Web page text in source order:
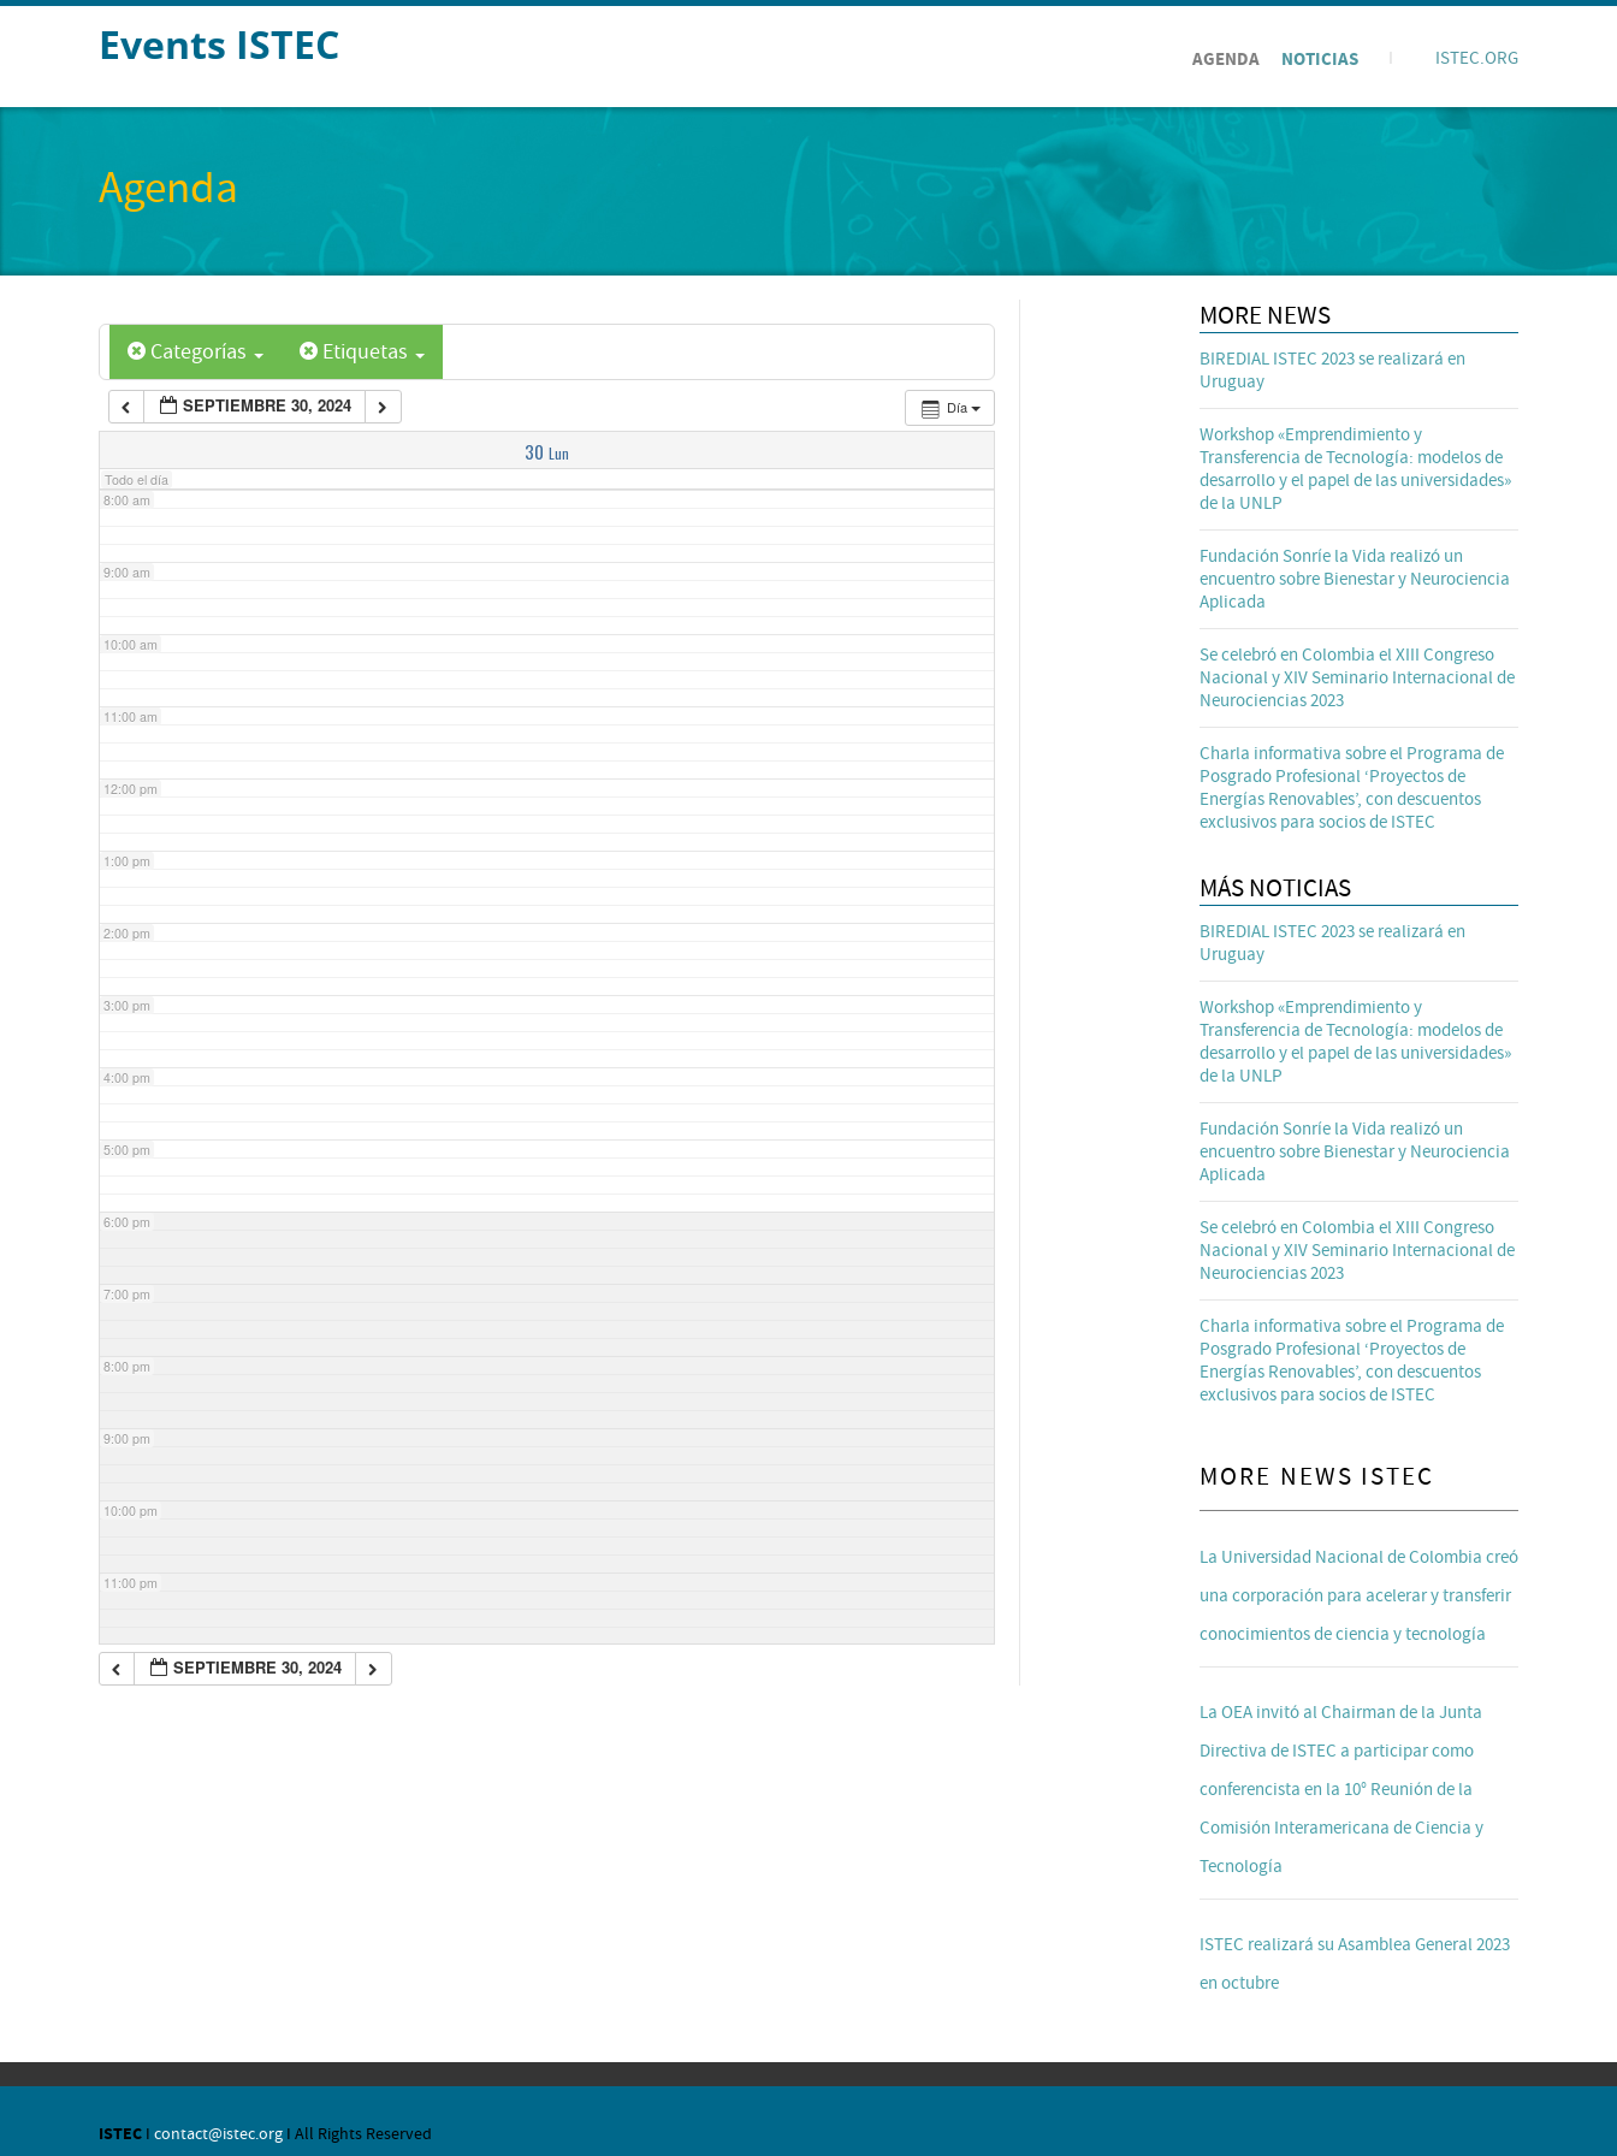
Events ISTEC AGENDA NOTICIAS ISTEC.ORG
Agenda
Categorías Etiquetas
Día
SEPTIEMBRE 30, 2024
30 Lun
Todo el día
4:00 am
6:00 am
7:00 am
8:00 am
9:00 am
10:00 am
11:00 am
12:00 pm
1:00 pm
2:00 pm
3:00 pm
4:00 pm
5:00 pm
6:00 pm
7:00 pm
8:00 pm
9:00 pm
10:00 pm
11:00 pm
SEPTIEMBRE 30, 2024
MORE NEWS
BIREDIAL ISTEC 2023 se realizará en
Uruguay
Workshop «Emprendimiento y
Transferencia de Tecnología: modelos de
desarrollo y el papel de las universidades»
de la UNLP
Fundación Sonríe la Vida realizó un
encuentro sobre Bienestar y Neurociencia
Aplicada
Se celebró en Colombia el XIII Congreso
Nacional y XIV Seminario Internacional de
Neurociencias 2023
Charla informativa sobre el Programa de
Posgrado Profesional ‘Proyectos de
Energías Renovables’, con descuentos
exclusivos para socios de ISTEC
MÁS NOTICIAS
BIREDIAL ISTEC 2023 se realizará en
Uruguay
Workshop «Emprendimiento y
Transferencia de Tecnología: modelos de
desarrollo y el papel de las universidades»
de la UNLP
Fundación Sonríe la Vida realizó un
encuentro sobre Bienestar y Neurociencia
Aplicada
Se celebró en Colombia el XIII Congreso
Nacional y XIV Seminario Internacional de
Neurociencias 2023
Charla informativa sobre el Programa de
Posgrado Profesional ‘Proyectos de
Energías Renovables’, con descuentos
exclusivos para socios de ISTEC
MORE NEWS ISTEC
La Universidad Nacional de Colombia creó
una corporación para acelerar y transferir
conocimientos de ciencia y tecnología
La OEA invitó al Chairman de la Junta
Directiva de ISTEC a participar como
conferencista en la 10° Reunión de la
Comisión Interamericana de Ciencia y
Tecnología
ISTEC realizará su Asamblea General 2023
en octubre
ISTEC I contact@istec.org I All Rights Reserved